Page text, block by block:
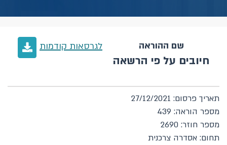
שם ההוראה
חיובים על פי הרשאה
לגרסאות קודמות
תאריך פרסום: 27/12/2021
מספר הוראה: 439
מספר חוזר: 2690
תחום: אסדרה צרכנית